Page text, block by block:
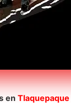
en Tlaquepaque